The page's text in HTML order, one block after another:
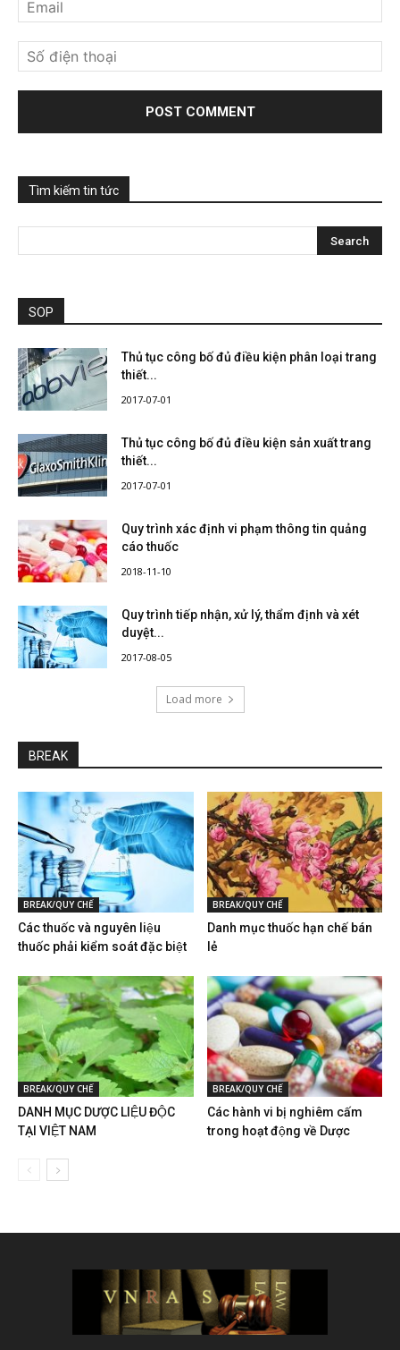
Tìm kiếm tin tức
SOP
Thủ tục công bố đủ điều kiện phân loại trang
thiết...
2017-07-01
Thủ tục công bố đủ điều kiện sản xuất trang
thiết...
2017-07-01
Quy trình xác định vi phạm thông tin quảng
cáo thuốc
2018-11-10
Quy trình tiếp nhận, xử lý, thẩm định và xét
duyệt...
2017-08-05
Load more
BREAK
BREAK/QUY CHẾ
Các thuốc và nguyên liệu
thuốc phải kiểm soát đặc biệt
BREAK/QUY CHẾ
Danh mục thuốc hạn chế bán
lẻ
BREAK/QUY CHẾ
DANH MỤC DƯỢC LIỆU ĐỘC
TẠI VIỆT NAM
BREAK/QUY CHẾ
Các hành vi bị nghiêm cấm
trong hoạt động về Dược